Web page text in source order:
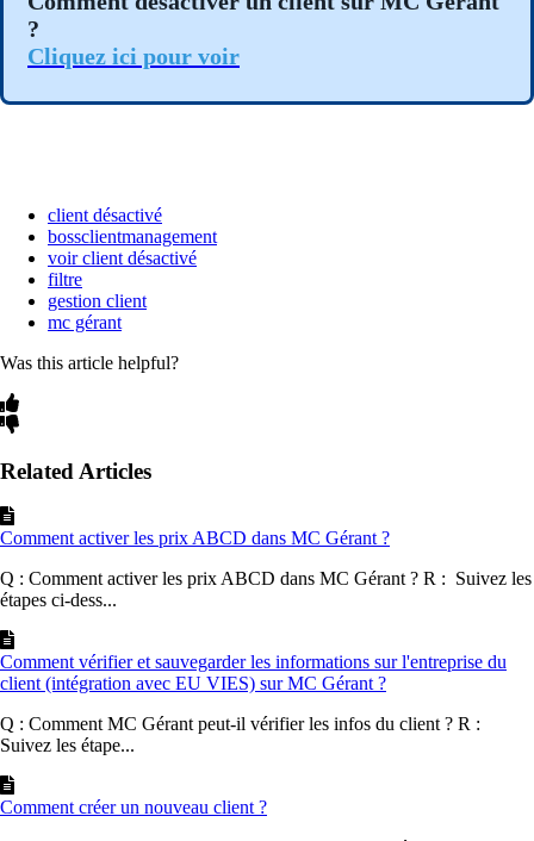
?
Cliquez ici pour voir
client désactivé
bossclientmanagement
voir client désactivé
filtre
gestion client
mc gérant
Was this article helpful?
Related Articles
Comment activer les prix ABCD dans MC Gérant ?
Q : Comment activer les prix ABCD dans MC Gérant ? R : Suivez les
étapes ci-dess...
Comment vérifier et sauvegarder les informations sur l'entreprise du
client (intégration avec EU VIES) sur MC Gérant ?
Q : Comment MC Gérant peut-il vérifier les infos du client ? R :
Suivez les étape...
Comment créer un nouveau client ?